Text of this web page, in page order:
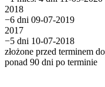
2018
−6 dni 09-07-2019
2017
−5 dni 10-07-2018
złożone przed terminem
ponad 90 dni po terminie